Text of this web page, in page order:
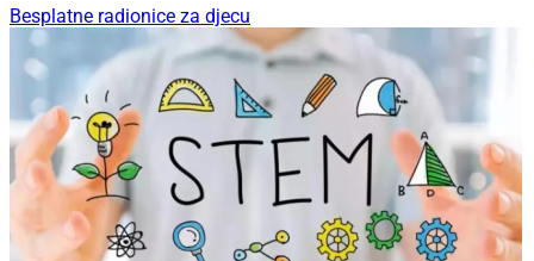
Besplatne radionice za djecu